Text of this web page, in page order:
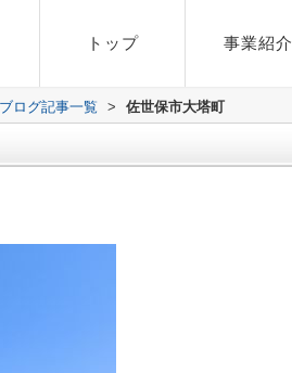
トップ 事業紹介
ログ記事一覧 > 佐世保市大塔町